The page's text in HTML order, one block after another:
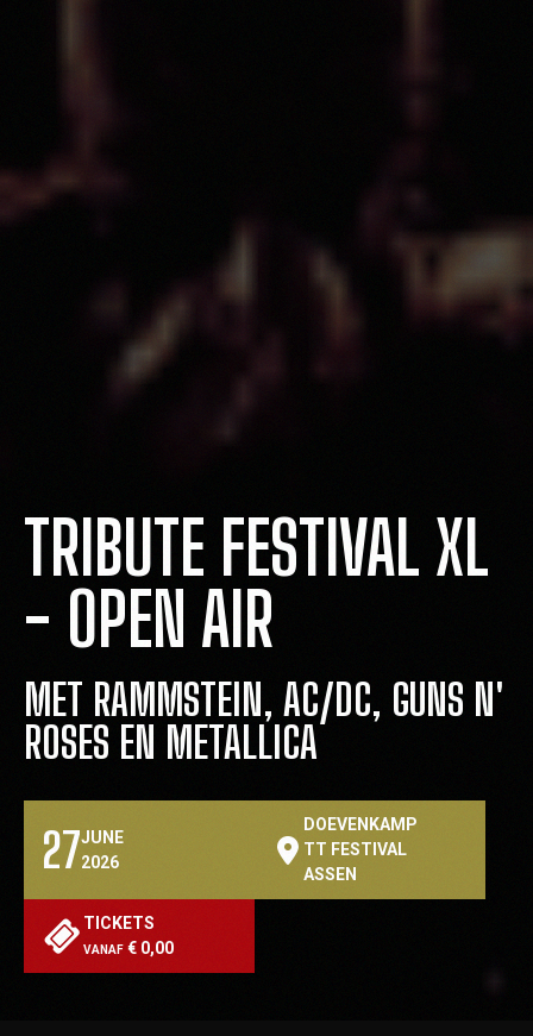
TRIBUTE FESTIVAL XL
- OPEN AIR
MET RAMMSTEIN, AC/DC, GUNS N'
ROSES EN METALLICA
27JUNE
2026
DOEVENKAMP
TT FESTIVAL
ASSEN
TICKETS
VANAF € 0,00